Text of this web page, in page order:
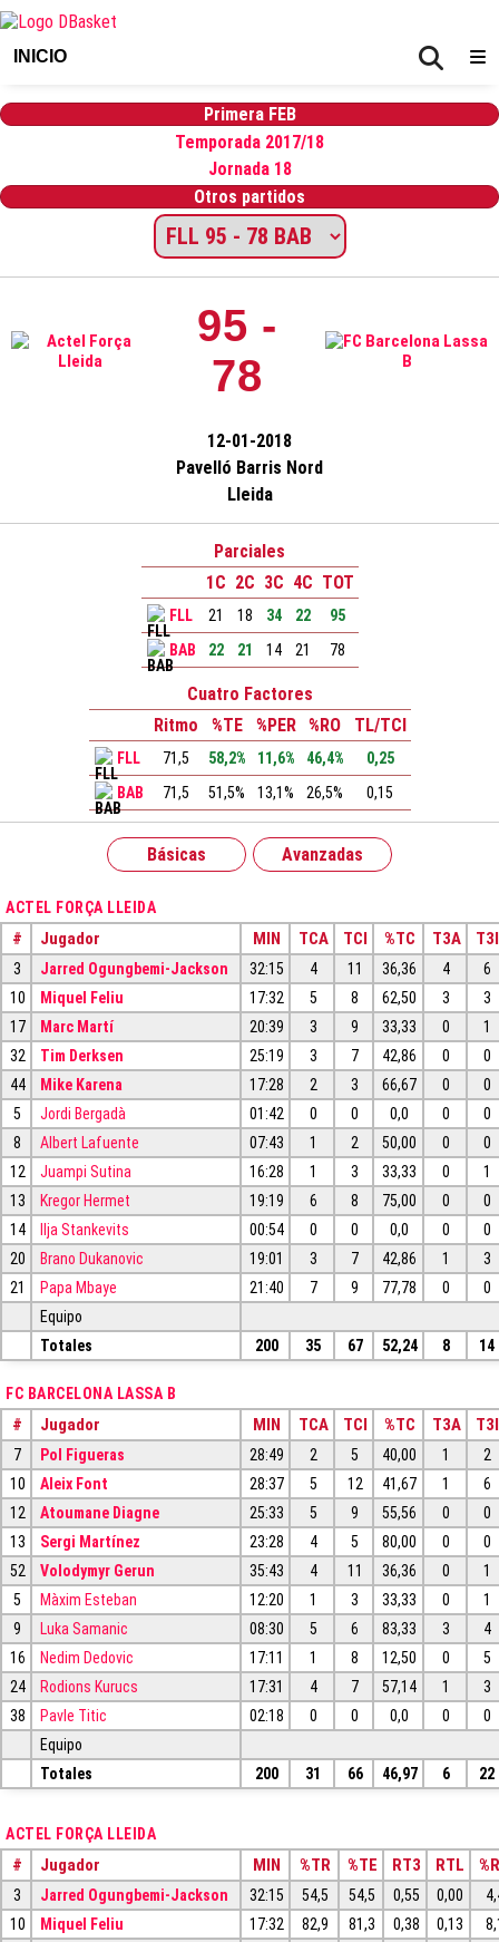
INICIO
Primera FEB
Temporada 2017/18
Jornada 18
Otros partidos
95 -
78
12-01-2018
Pavelló Barris Nord
Lleida
Parciales
1C 2C 3C 4C TOT
FLL 21 18 34 22
95
BAB
22 21 14 21 78
Cuatro Factores
Ritmo
%TE %PER %RO TL/TCI
FLL 71,5 58,2% 11,6% 46,4%
0,25
BAB
71,5 51,5% 13,1% 26,5% 0,15
Básicas Avanzadas
ACTEL FORÇA LLEIDA
# Jugador MIN TCA TCI %TC T3A T3I
3 Jarred Ogungbemi-Jackson 32:15 4 11 36,36 4
6
10
Miquel Feliu 17:32 5 8 62,50 3
3
17
Marc Martí 20:39 3 9 33,33 0
1
32
Tim Derksen 25:19 3 7 42,86 0
0
44
Mike Karena 17:28 2 3 66,67 0
0
5
Jordi Bergadà 01:42 0 0 0,0 0
0
8
Albert Lafuente 07:43 1 2 50,00 0
0
12
Juampi Sutina 16:28 1 3 33,33 0
1
13
Kregor Hermet 19:19 6 8 75,00 0
0
14
Ilja Stankevits 00:54 0 0 0,0 0
0
20
Brano Dukanovic 19:01 3 7 42,86 1
3
21
Papa Mbaye 21:40 7 9 77,78 0
0
Equipo
Totales
200 35 67 52,24 8 14
FC BARCELONA LASSA B
# Jugador MIN TCA TCI %TC T3A T3I
7 Pol Figueras 28:49 2 5 40,00 1
2
10
Aleix Font 28:37 5 12 41,67 1
6
12
Atoumane Diagne 25:33 5 9 55,56 0
0
13
Sergi Martínez 23:28 4 5 80,00 0
0
52
Volodymyr Gerun 35:43 4 11 36,36 0
1
5
Màxim Esteban 12:20 1 3 33,33 0
1
9
Luka Samanic 08:30 5 6 83,33 3
4
16
Nedim Dedovic 17:11 1 8 12,50 0
5
24
Rodions Kurucs 17:31 4 7 57,14 1
3
38
Pavle Titic 02:18 0 0 0,0 0
0
Equipo
Totales
200 31 66 46,97 6 22
ACTEL FORÇA LLEIDA
# Jugador MIN %TR %TE RT3 RTL
3 Jarred Ogungbemi-Jackson 32:15 54,5 54,5 0,55 0,00
10
Miquel Feliu 17:32 82,9 81,3 0,38 0,13